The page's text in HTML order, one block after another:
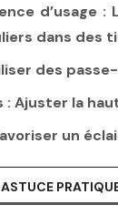
d’usage :
dans des
des
: Ajuster la
un
ASTUCE